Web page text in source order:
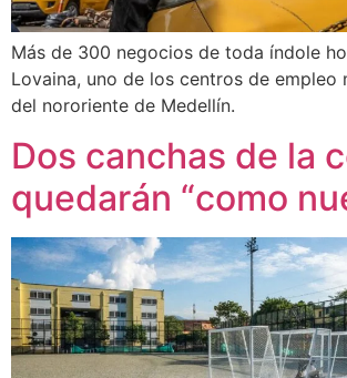
Más de 300 negocios de toda índole
Lovaina, uno de los centros de empleo
del nororiente de Medellín.
Dos canchas de la
quedarán “como